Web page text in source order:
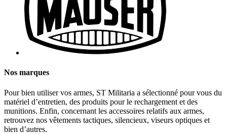
Nos marques
Pour bien utiliser vos armes, ST Militaria a sélectionné pour vous du
matériel d’entretien, des produits pour le rechargement et des
munitions. Enfin, concernant les accessoires relatifs aux armes,
retrouvez nos vêtements tactiques, silencieux, viseurs optiques et
bien d’autres.